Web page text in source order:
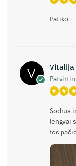
Patiko
Vitalija
Sodrus
lengvai
tos